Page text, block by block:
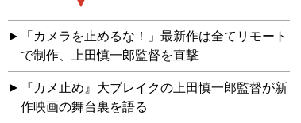
「カメラを止めるな！」最新作は全てリモート
で制作、上田慎一郎監督を直撃
『カメ止め』大ブレイクの上田慎一郎監督が新
作映画の舞台裏を語る